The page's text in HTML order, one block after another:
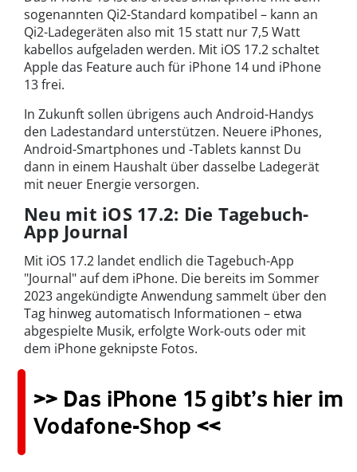
sogenannten Qi2-Standard kompatibel – kann an
Qi2-Ladegeräten also mit 15 statt nur 7,5 Watt
kabellos aufgeladen werden. Mit iOS 17.2 schaltet
Apple das Feature auch für iPhone 14 und iPhone
13 frei.
In Zukunft sollen übrigens auch Android-Handys
den Ladestandard unterstützen. Neuere iPhones,
Android-Smartphones und -Tablets kannst Du
dann in einem Haushalt über dasselbe Ladegerät
mit neuer Energie versorgen.
Neu mit iOS 17.2: Die Tagebuch-
App Journal
Mit iOS 17.2 landet endlich die Tagebuch-App
"Journal" auf dem iPhone. Die bereits im Sommer
2023 angekündigte Anwendung sammelt über den
Tag hinweg automatisch Informationen – etwa
abgespielte Musik, erfolgte Work-outs oder mit
dem iPhone geknipste Fotos.
>> Das iPhone 15 gibt’s hier im
Vodafone-Shop <<